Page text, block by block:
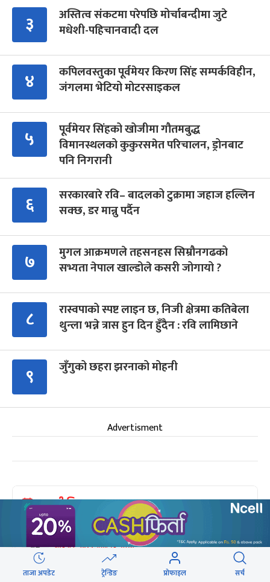
३
अस्तित्व संकटमा परेपछि मोर्चाबन्दीमा जुटे
मधेशी-पहिचानवादी दल
४
कपिलवस्तुका पूर्वमेयर किरण सिंह सम्पर्कविहीन,
जंगलमा भेटियो मोटरसाइकल
५
पूर्वमेयर सिंहको खोजीमा गौतमबुद्ध
विमानस्थलको कुकुरसमेत परिचालन, ड्रोनबाट
पनि निगरानी
६
सरकारबारे रवि– बादलको टुक्रामा जहाज हल्लिन
सक्छ, डर मान्नु पर्दैन
७
मुगल आक्रमणले तहसनहस सिम्रौनगढको
सभ्यता नेपाल खाल्डोले कसरी जोगायो ?
८
रास्वपाको स्पष्ट लाइन छ, निजी क्षेत्रमा कतिबेला
थुन्ला भन्ने त्रास हुन दिन हुँदैन : रवि लामिछाने
९ जुँगुको छहरा झरनाको मोहनी
Advertisment
आगामी बिदाहरु
१२
शुक्र
जनै पूर्णिमा
भाद्र १२, २०८३-Aug 28, 2026
श्रीकृष्ण जन्माष्टमी व्रत २६ दिन बाँकी
ताजा अपडेट ट्रेन्डिङ प्रोफाइल सर्च